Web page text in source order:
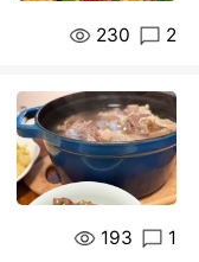
230 2
193 1